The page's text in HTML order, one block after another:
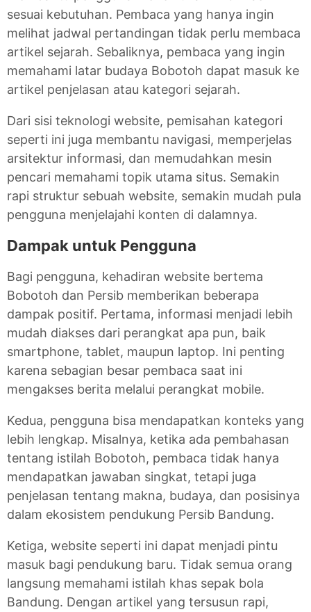
sesuai kebutuhan. Pembaca yang hanya ingin
melihat jadwal pertandingan tidak perlu membaca
artikel sejarah. Sebaliknya, pembaca yang ingin
memahami latar budaya Bobotoh dapat masuk ke
artikel penjelasan atau kategori sejarah.
Dari sisi teknologi website, pemisahan kategori
seperti ini juga membantu navigasi, memperjelas
arsitektur informasi, dan memudahkan mesin
pencari memahami topik utama situs. Semakin
rapi struktur sebuah website, semakin mudah pula
pengguna menjelajahi konten di dalamnya.
Dampak untuk Pengguna
Bagi pengguna, kehadiran website bertema
Bobotoh dan Persib memberikan beberapa
dampak positif. Pertama, informasi menjadi lebih
mudah diakses dari perangkat apa pun, baik
smartphone, tablet, maupun laptop. Ini penting
karena sebagian besar pembaca saat ini
mengakses berita melalui perangkat mobile.
Kedua, pengguna bisa mendapatkan konteks yang
lebih lengkap. Misalnya, ketika ada pembahasan
tentang istilah Bobotoh, pembaca tidak hanya
mendapatkan jawaban singkat, tetapi juga
penjelasan tentang makna, budaya, dan posisinya
dalam ekosistem pendukung Persib Bandung.
Ketiga, website seperti ini dapat menjadi pintu
masuk bagi pendukung baru. Tidak semua orang
langsung memahami istilah khas sepak bola
Bandung. Dengan artikel yang tersusun rapi,